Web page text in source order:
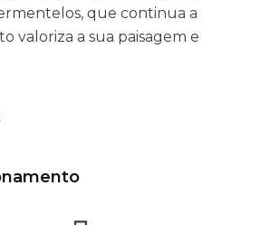
que continua a
valoriza a sua paisagem e